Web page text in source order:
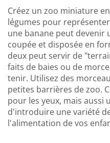
Créez un zoo miniature
légumes pour
une banane peut devenir
coupée et disposée en
deux peut servir de
faits de baies ou de
tenir. Utilisez des
petites barrières de zoo.
pour les yeux, mais aussi
d'introduire une variété
l'alimentation de vos